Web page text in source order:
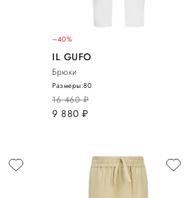
–40%
IL GUFO
Брюки
16 460руб.
9 880 руб.
Размеры:80